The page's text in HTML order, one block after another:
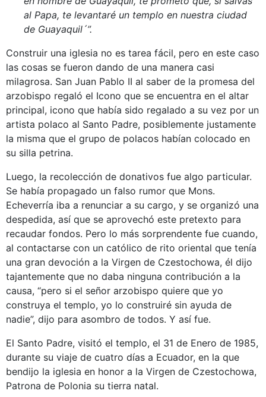
al Papa, te levantaré un templo en nuestra ciudad
de Guayaquil´”.
Construir una iglesia no es tarea fácil, pero en este caso
las cosas se fueron dando de una manera casi
milagrosa. San Juan Pablo II al saber de la promesa del
arzobispo regaló el Icono que se encuentra en el altar
principal, icono que había sido regalado a su vez por un
artista polaco al Santo Padre, posiblemente justamente
la misma que el grupo de polacos habían colocado en
su silla petrina.
Luego, la recolección de donativos fue algo particular.
Se había propagado un falso rumor que Mons.
Echeverría iba a renunciar a su cargo, y se organizó una
despedida, así que se aprovechó este pretexto para
recaudar fondos. Pero lo más sorprendente fue cuando,
al contactarse con un católico de rito oriental que tenía
una gran devoción a la Virgen de Czestochowa, él dijo
tajantemente que no daba ninguna contribución a la
causa, “pero si el señor arzobispo quiere que yo
construya el templo, yo lo construiré sin ayuda de
nadie”, dijo para asombro de todos. Y así fue.
El Santo Padre, visitó el templo, el 31 de Enero de 1985,
durante su viaje de cuatro días a Ecuador, en la que
bendijo la iglesia en honor a la Virgen de Czestochowa,
Patrona de Polonia su tierra natal.